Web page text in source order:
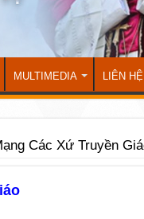
MULTIMEDIA LIÊN
Các Xứ Truyền